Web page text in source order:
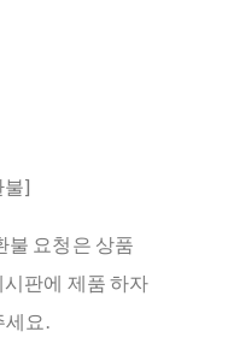
불]
불 요청은 상품
판에 제품 하자
요.